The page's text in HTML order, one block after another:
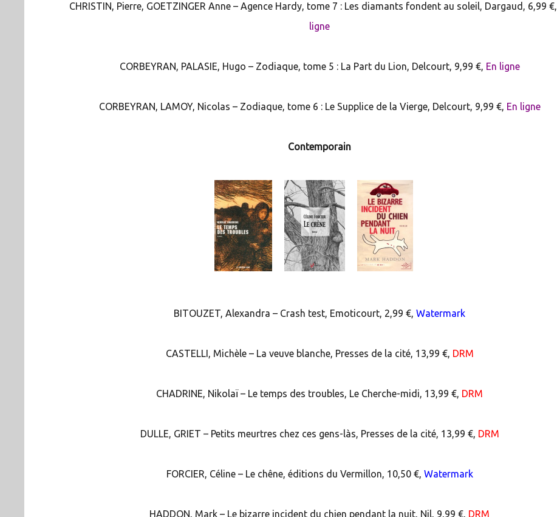
CHRISTIN, Pierre, GOETZINGER Anne – Agence Hardy, tome 7 : Les diamants fondent au soleil, Dargaud, 6,99 €,
ligne
CORBEYRAN, PALASIE, Hugo – Zodiaque, tome 5 : La Part du Lion, Delcourt, 9,99 €, En ligne
CORBEYRAN, LAMOY, Nicolas – Zodiaque, tome 6 : Le Supplice de la Vierge, Delcourt, 9,99 €, En ligne
Contemporain
BITOUZET, Alexandra – Crash test, Emoticourt, 2,99 €,Watermark
CASTELLI, Michèle – La veuve blanche, Presses de la cité, 13,99 €, DRM
CHADRINE, Nikolaï – Le temps des troubles, Le Cherche-midi, 13,99 €, DRM
DULLE, GRIET – Petits meurtres chez ces gens-làs, Presses de la cité, 13,99 €, DRM
FORCIER, Céline – Le chêne, éditions du Vermillon, 10,50 €, Watermark
HADDON, Mark – Le bizarre incident du chien pendant la nuit, Nil, 9,99 €, DRM